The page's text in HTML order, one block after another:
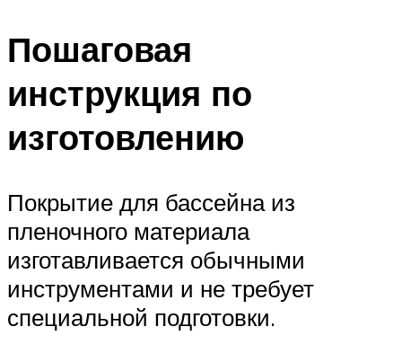
Пошаговая
инструкция по
изготовлению
Покрытие для бассейна из
пленочного материала
изготавливается обычными
инструментами и не требует
специальной подготовки.